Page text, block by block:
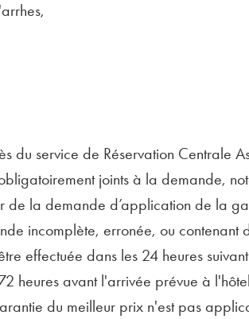
du service de Réservation Centrale
joints à la demande,
la demande d’application de la
incomplète, erronée, ou contenant
effectuée dans les 24 heures
heures avant l'arrivée prévue à
du meilleur prix n'est pas